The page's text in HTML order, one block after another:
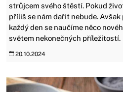
strůjcem svého štěstí. Pokud
příliš se nám dařit nebude. Avšak
každý den se naučíme něco
světem nekonečných příležitostí.
20.10.2024